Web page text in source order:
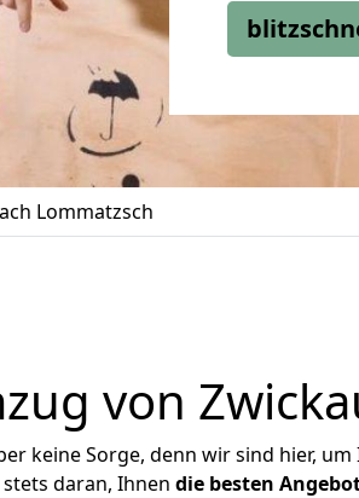
Lommatzsch
von
keine Sorge, denn wir sind hier, um
daran, Ihnen die besten